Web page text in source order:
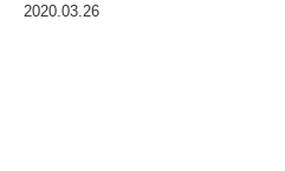
2020.03.26